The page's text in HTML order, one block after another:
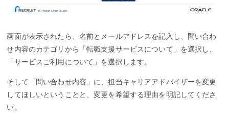
画面が表示されたら、名前とメールアドレスを記入し、問い合わ
せ内容のカテゴリから「転職支援サービスについて」を選択し、
「サービスご利用について」を選択します。
そして「問い合わせ内容」に、担当キャリアアドバイザーを変更
してほしいということと、変更を希望する理由を明記してくださ
い。